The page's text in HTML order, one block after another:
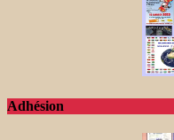
Adhésion